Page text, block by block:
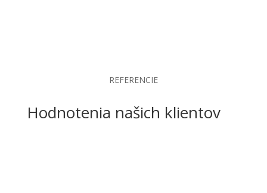
REFERENCIE
Hodnotenia našich klientov